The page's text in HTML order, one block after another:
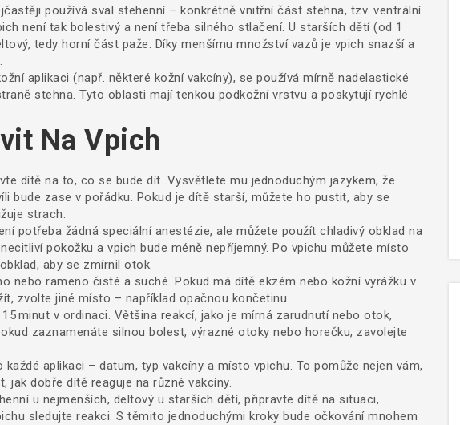
používá sval stehenní – konkrétně vnitřní část stehna, tzv. ventrální
není tak bolestivý a není třeba silného stlačení. U starších dětí (od 1
tedy horní část paže. Díky menšímu množství vazů je vpich snazší a
aplikaci (např. některé kožní vakcíny), se používá mírně nadelastické
stehna. Tyto oblasti mají tenkou podkožní vrstvu a poskytují rychlé
Na Vpich
dítě na to, co se bude dít. Vysvětlete mu jednoduchým jazykem, že
bude zase v pořádku. Pokud je dítě starší, můžete ho pustit, aby se
strach.
potřeba žádná speciální anestézie, ale můžete použít chladivý obklad na
pokožku a vpich bude méně nepříjemný. Po vpichu můžete místo
aby se zmírnil otok.
nebo rameno čisté a suché. Pokud má dítě ekzém nebo kožní vyrážku v
zvolte jiné místo – například opačnou končetinu.
minut v ordinaci. Většina reakcí, jako je mírná zarudnutí nebo otok,
zaznamenáte silnou bolest, výrazné otoky nebo horečku, zavolejte
aplikaci – datum, typ vakcíny a místo vpichu. To pomůže nejen vám,
jak dobře dítě reaguje na různé vakcíny.
u nejmenších, deltový u starších dětí, připravte dítě na situaci,
sledujte reakci. S těmito jednoduchými kroky bude očkování mnohem